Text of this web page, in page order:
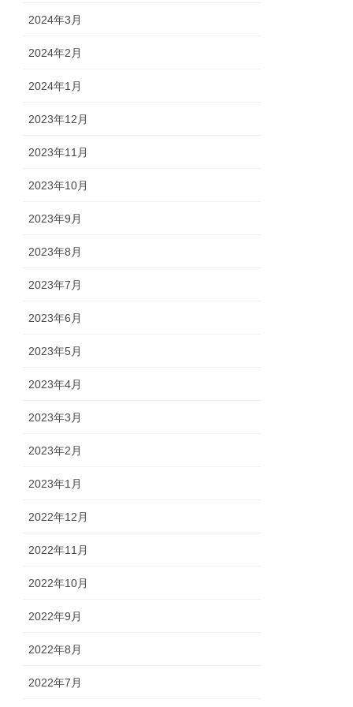
2024年3月
2024年2月
2024年1月
2023年12月
2023年11月
2023年10月
2023年9月
2023年8月
2023年7月
2023年6月
2023年5月
2023年4月
2023年3月
2023年2月
2023年1月
2022年12月
2022年11月
2022年10月
2022年9月
2022年8月
2022年7月